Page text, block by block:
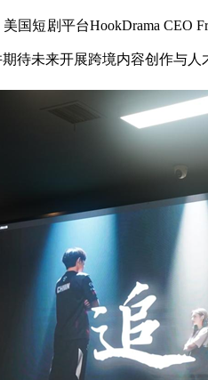
国短剧平台HookDrama CEO
待未来开展跨境内容创作与人